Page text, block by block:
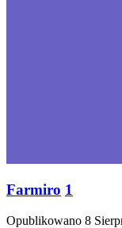
Farmiro 1
Opublikowano 8